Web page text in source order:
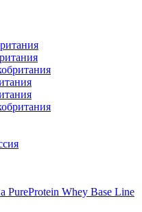
PureProtein Whey Base Line